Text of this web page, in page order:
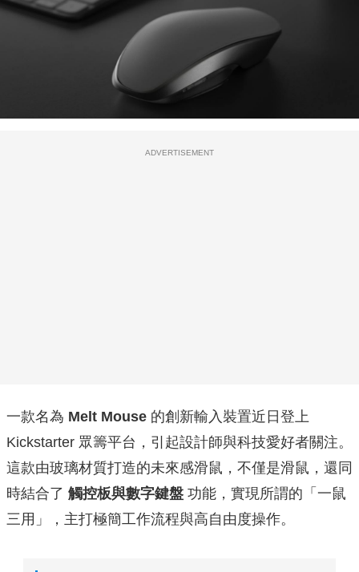
ADVERTISEMENT
一款名為 Melt Mouse 的創新輸入裝置近日登上
Kickstarter 眾籌平台，引起設計師與科技愛好者關注。
這款由玻璃材質打造的未來感滑鼠，不僅是滑鼠，還同
時結合了 觸控板與數字鍵盤 功能，實現所謂的「一鼠
三用」，主打極簡工作流程與高自由度操作。